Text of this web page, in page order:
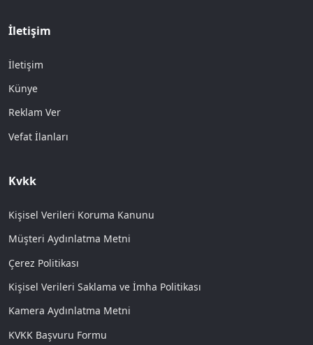
İletişim
İletişim
Künye
Reklam Ver
Vefat İlanları
Kvkk
Kişisel Verileri Koruma Kanunu
Müşteri Aydınlatma Metni
Çerez Politikası
Kişisel Verileri Saklama ve İmha Politikası
Kamera Aydınlatma Metni
KVKK Başvuru Formu